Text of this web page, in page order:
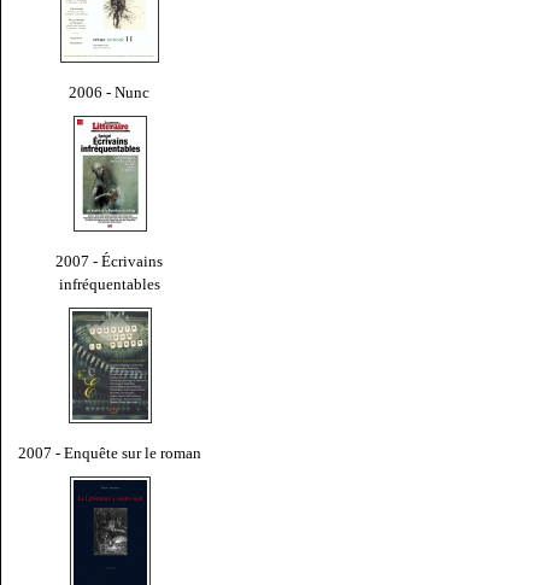
2006 - Nunc
2007 - Écrivains
infréquentables
2007 - Enquête sur le roman